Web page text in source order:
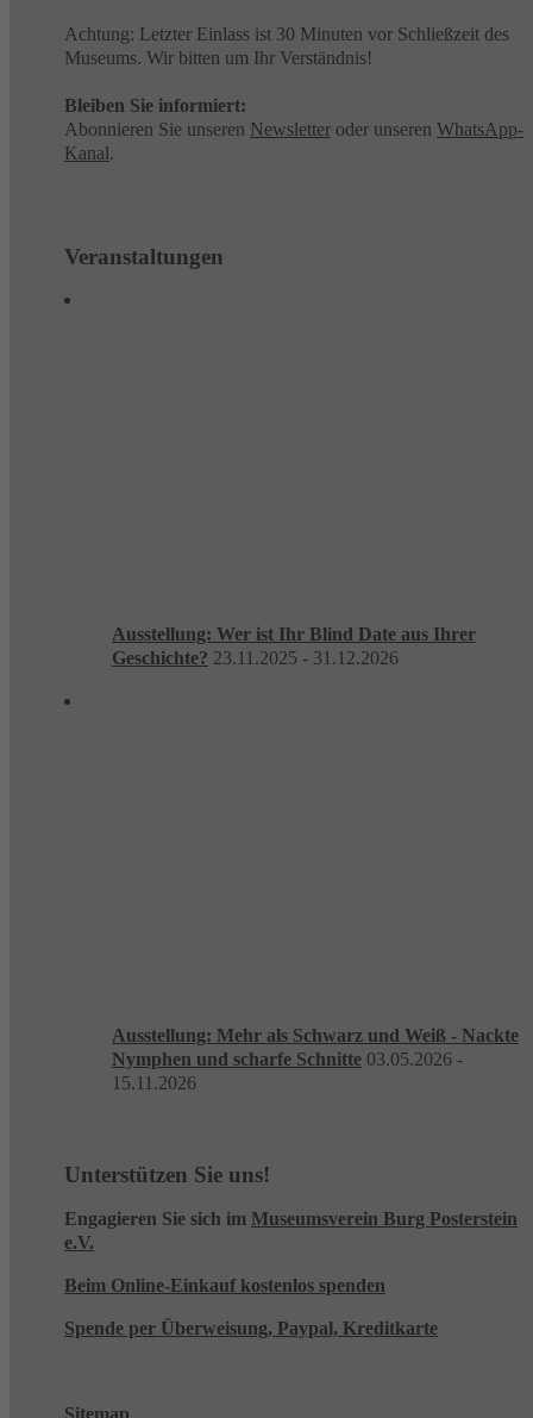
Achtung: Letzter Einlass ist 30 Minuten vor Schließzeit des
Museums. Wir bitten um Ihr Verständnis!
Bleiben Sie informiert:
Abonnieren Sie unseren Newsletter oder unseren WhatsApp-
Kanal.
Veranstaltungen
Ausstellung: Wer ist Ihr Blind Date aus Ihrer
Geschichte? 23.11.2025 - 31.12.2026
Ausstellung: Mehr als Schwarz und Weiß - Nackte
Nymphen und scharfe Schnitte 03.05.2026 -
15.11.2026
Unterstützen Sie uns!
Engagieren Sie sich im Museumsverein Burg Posterstein
e.V.
Beim Online-Einkauf kostenlos spenden
Spende per Überweisung, Paypal, Kreditkarte
Sitemap